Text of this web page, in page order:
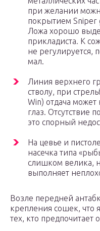
при желании
покрытием Sniper
Ложа хорошо
прикладиста. К
не регулируется,
мал.
Линия верхнего
стволу, при
Win) отдача может
глаз. Отсутствие
это спорный
На цевье и
насечка типа
слишком велика,
выполняет
Возле передней
крепления сошек, что
тех, кто предпочитает